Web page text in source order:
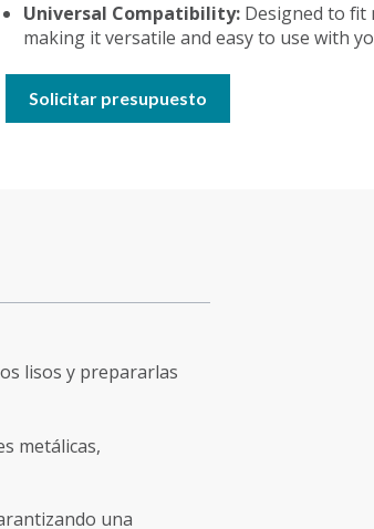
Universal Compatibility: Designed to fit
making it versatile and easy to use with
Solicitar presupuesto
lisos y prepararlas
metálicas,
una